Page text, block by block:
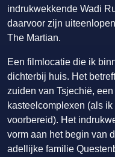
indrukwekkende Wadi
daarvoor zijn
The Martian.
Een filmlocatie die ik
dichterbij huis. Het
zuiden van Tsjechië,
kasteelcomplexen (als
voorbereid). Het
vorm aan het begin van
adellijke familie